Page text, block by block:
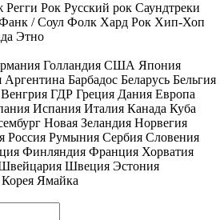
Регги Рок Русский рок Саундтреки
/ Соул Фолк Хард Рок Хип-Хоп
Этно
Голландия США Япония
Аргентина Барбадос Беларусь Бельгия
Венгрия ГДР Греция Дания Европа
Испания Италия Канада Куба
Новая Зеландия Норвегия
Россия Румыния Сербия Словения
Финляндия Франция Хорватия
Швеция Эстония
Ямайка